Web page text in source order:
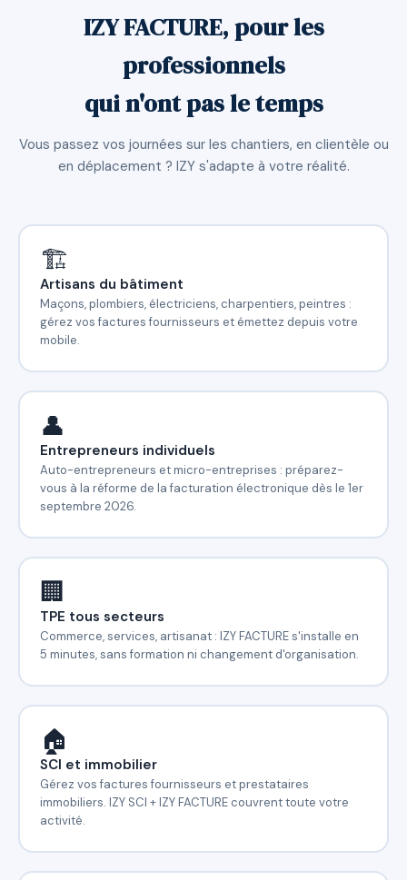
IZY FACTURE, pour les
professionnels
qui n'ont pas le temps
Vous passez vos journées sur les chantiers, en clientèle ou
en déplacement ? IZY s'adapte à votre réalité.
🏗️
Artisans du bâtiment
Maçons, plombiers, électriciens, charpentiers, peintres :
gérez vos factures fournisseurs et émettez depuis votre
mobile.
👤
Entrepreneurs individuels
Auto-entrepreneurs et micro-entreprises : préparez-
vous à la réforme de la facturation électronique dès le 1er
septembre 2026.
🏢
TPE tous secteurs
Commerce, services, artisanat : IZY FACTURE s'installe en
5 minutes, sans formation ni changement d'organisation.
🏠
SCI et immobilier
Gérez vos factures fournisseurs et prestataires
immobiliers. IZY SCI + IZY FACTURE couvrent toute votre
activité.